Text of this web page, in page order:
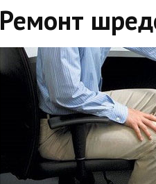
Ремонт